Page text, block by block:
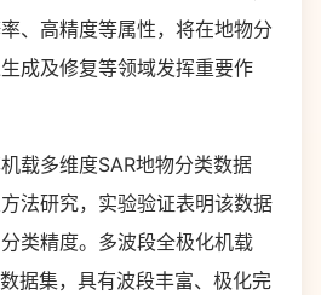
、高精度等属性，将在地物分
成及修复等领域发挥重要作
多维度SAR地物分类数据
法研究，实验验证表明该数据
类精度。多波段全极化机载
据集，具有波段丰富、极化完